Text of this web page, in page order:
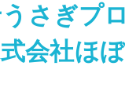
さぎプ
会社ほ